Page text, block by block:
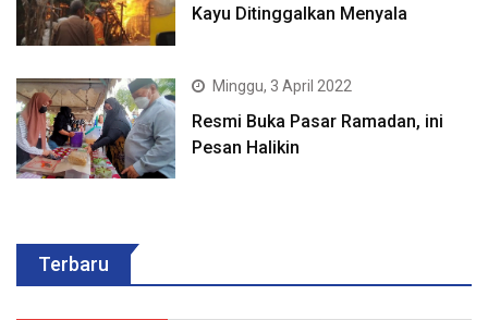
Kayu Ditinggalkan Menyala
Minggu, 3 April 2022
Resmi Buka Pasar Ramadan, ini
Pesan Halikin
Terbaru